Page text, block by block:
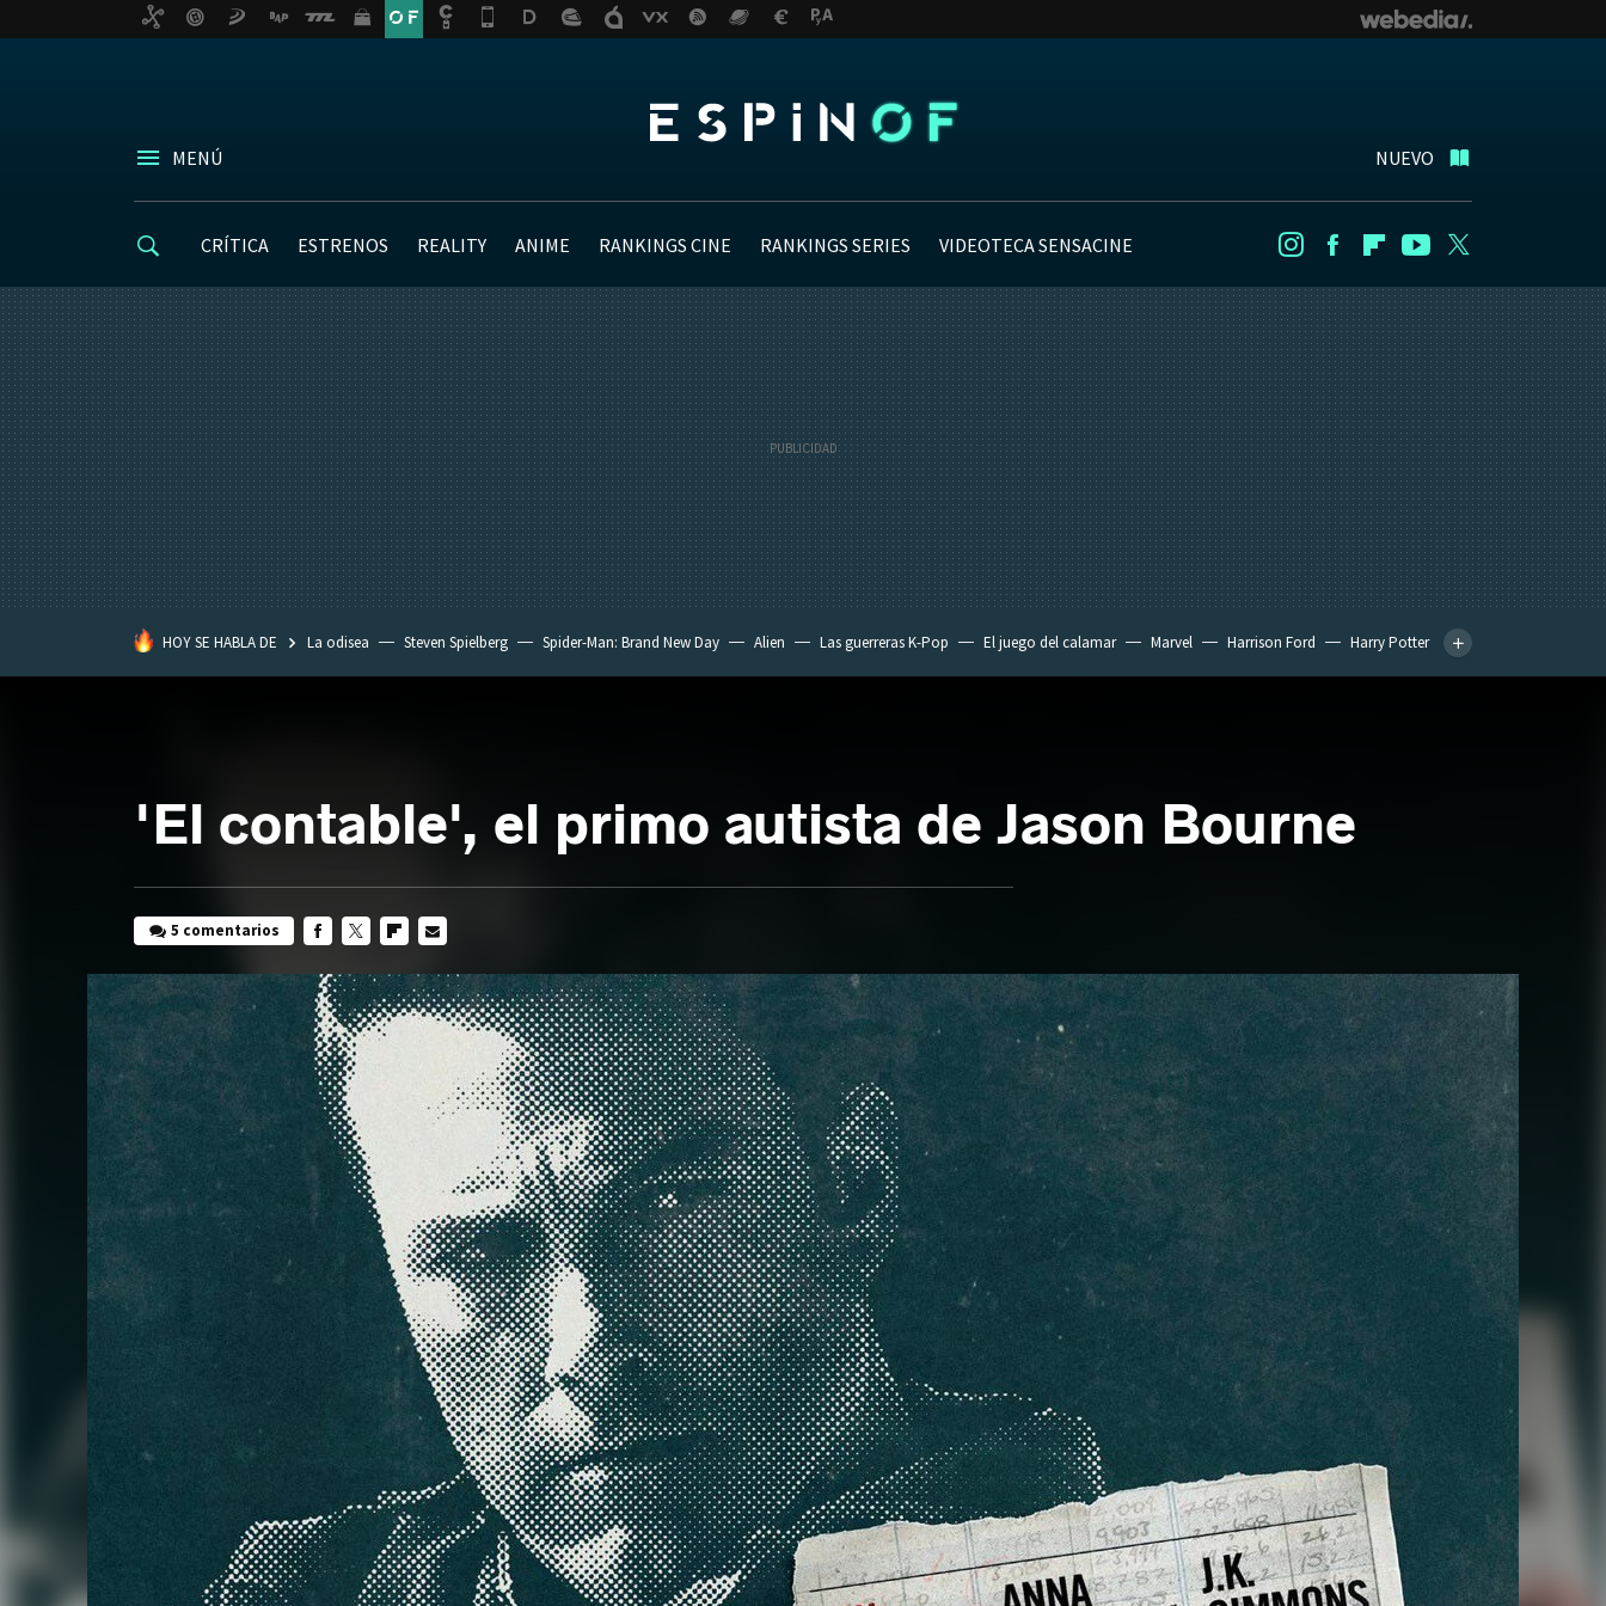
MENÚ NUEVO
CRÍTICA ESTRENOS REALITY ANIME RANKINGS CINE RANKINGS SERIES VIDEOTECA SENSACINE InstagramFacebookFlipboard
Youtube
HOY SE HABLA DE La odisea Steven Spielberg Spider-Man: Brand New Day Alien Las guerreras K-Pop El juego del calamar Marvel Harrison Ford
Harry Potter
'El contable', el primo autista de Jason Bourne
5 comentarios
MAIL